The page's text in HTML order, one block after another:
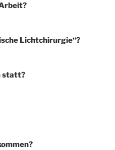
Lichtchirurgie“?
statt?